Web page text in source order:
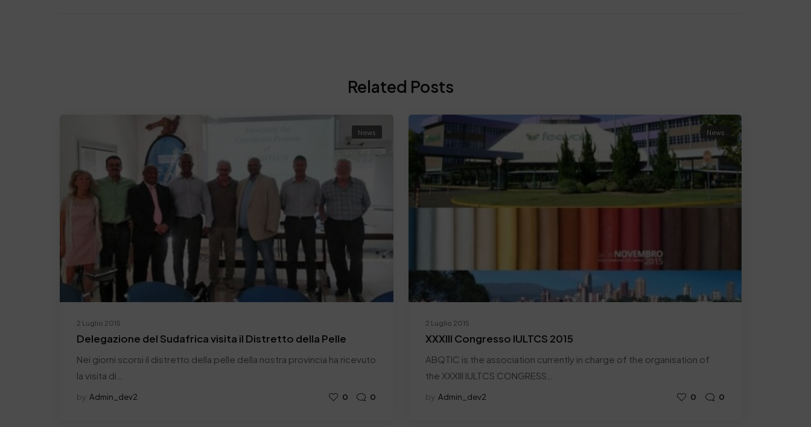
Related Posts
2 Luglio 2015
News
Delegazione del Sudafrica visita il Distretto della Pelle
Nei giorni scorsi il distretto della pelle della nostra provincia ha ricevuto
la visita di…
by Admin_dev2 0 0
2 Luglio 2015
News
XXXIII Congresso IULTCS 2015
ABQTIC is the association currently in charge of the organisation of
the XXXIII IULTCS CONGRESS…
by Admin_dev2 0 0